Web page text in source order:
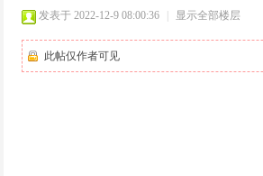
发表于 2022-12-9 08:00:36 显示全部楼层
此帖仅作者可见